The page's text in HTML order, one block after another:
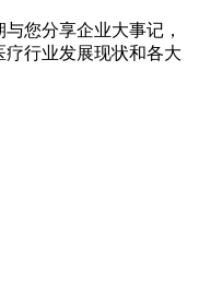
您分享企业大事记，
行业发展现状和各大